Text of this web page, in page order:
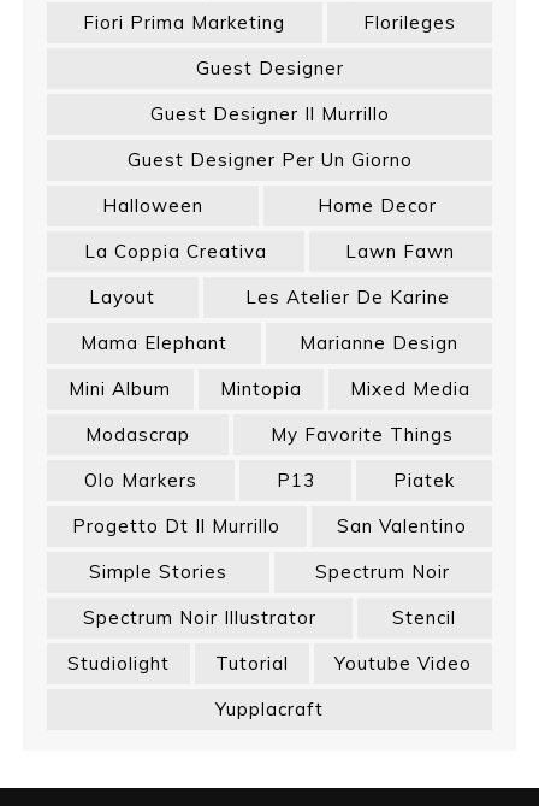
Fiori Prima Marketing
Florileges
Guest Designer
Guest Designer Il Murrillo
Guest Designer Per Un Giorno
Halloween
Home Decor
La Coppia Creativa
Lawn Fawn
Layout
Les Atelier De Karine
Mama Elephant
Marianne Design
Mini Album
Mintopia
Mixed Media
Modascrap
My Favorite Things
Olo Markers
P13
Piatek
Progetto Dt Il Murrillo
San Valentino
Simple Stories
Spectrum Noir
Spectrum Noir Illustrator
Stencil
Studiolight
Tutorial
Youtube Video
Yupplacraft